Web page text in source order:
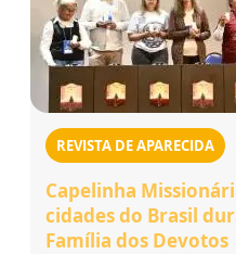
REVISTA DE APARECIDA
Capelinha
cidades do Brasil
Família dos Devotos